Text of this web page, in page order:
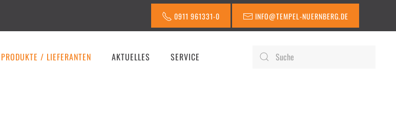
0911 961331-0 INFO@TEMPEL-NUERNBERG.DE
PRODUKTE / LIEFERANTEN AKTUELLES SERVICE